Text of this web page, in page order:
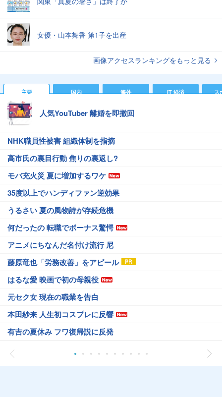
女優・山本舞香 第1子を出産
画像アクセスランキングをもっと見る
主要 国内 海外 IT 経済 ス
人気YouTuber 離婚を即撤回
NHK職員性被害 組織体制を指摘
高市氏の裏目行動 焦りの裏返し?
モバ充火災 夏に増加するワケ
35度以上でハンディファン逆効果
うるさい 夏の風物詩が存続危機
何だったの 転職でボーナス驚愕
アニメにちなんだ名付け流行 尼
藤原竜也「労務改善」をアピール
はるな愛 映画で初の母親役
元セク女 現在の職業を告白
本田紗来 人生初コスプレに反響
有吉の夏休み フワ復帰説に反発